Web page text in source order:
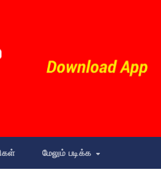
மேலும் படிக்க